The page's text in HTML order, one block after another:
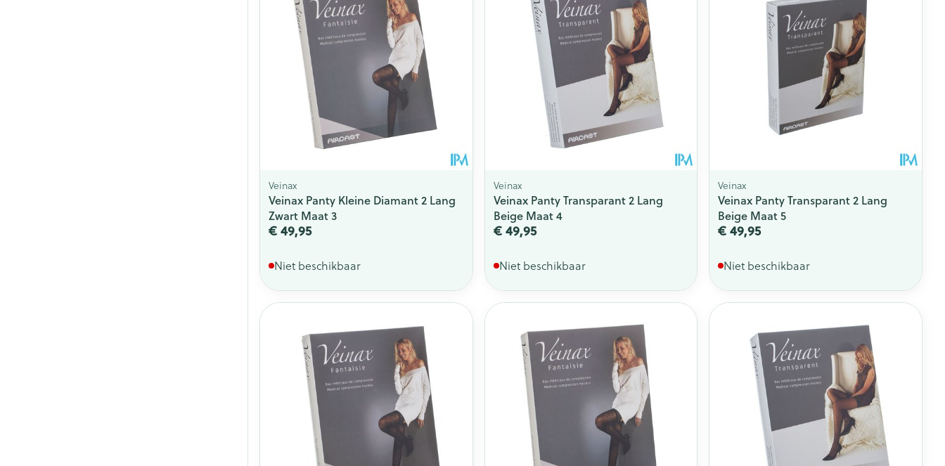
Veinax
Veinax Panty Kleine Diamant 2 Lang
Zwart Maat 3
€ 49,95
Niet beschikbaar
Veinax
Veinax Panty Transparant 2 Lang
Beige Maat 4
€ 49,95
Niet beschikbaar
Veinax
Veinax Panty Transparant 2 Lang
Beige Maat 5
€ 49,95
Niet beschikbaar